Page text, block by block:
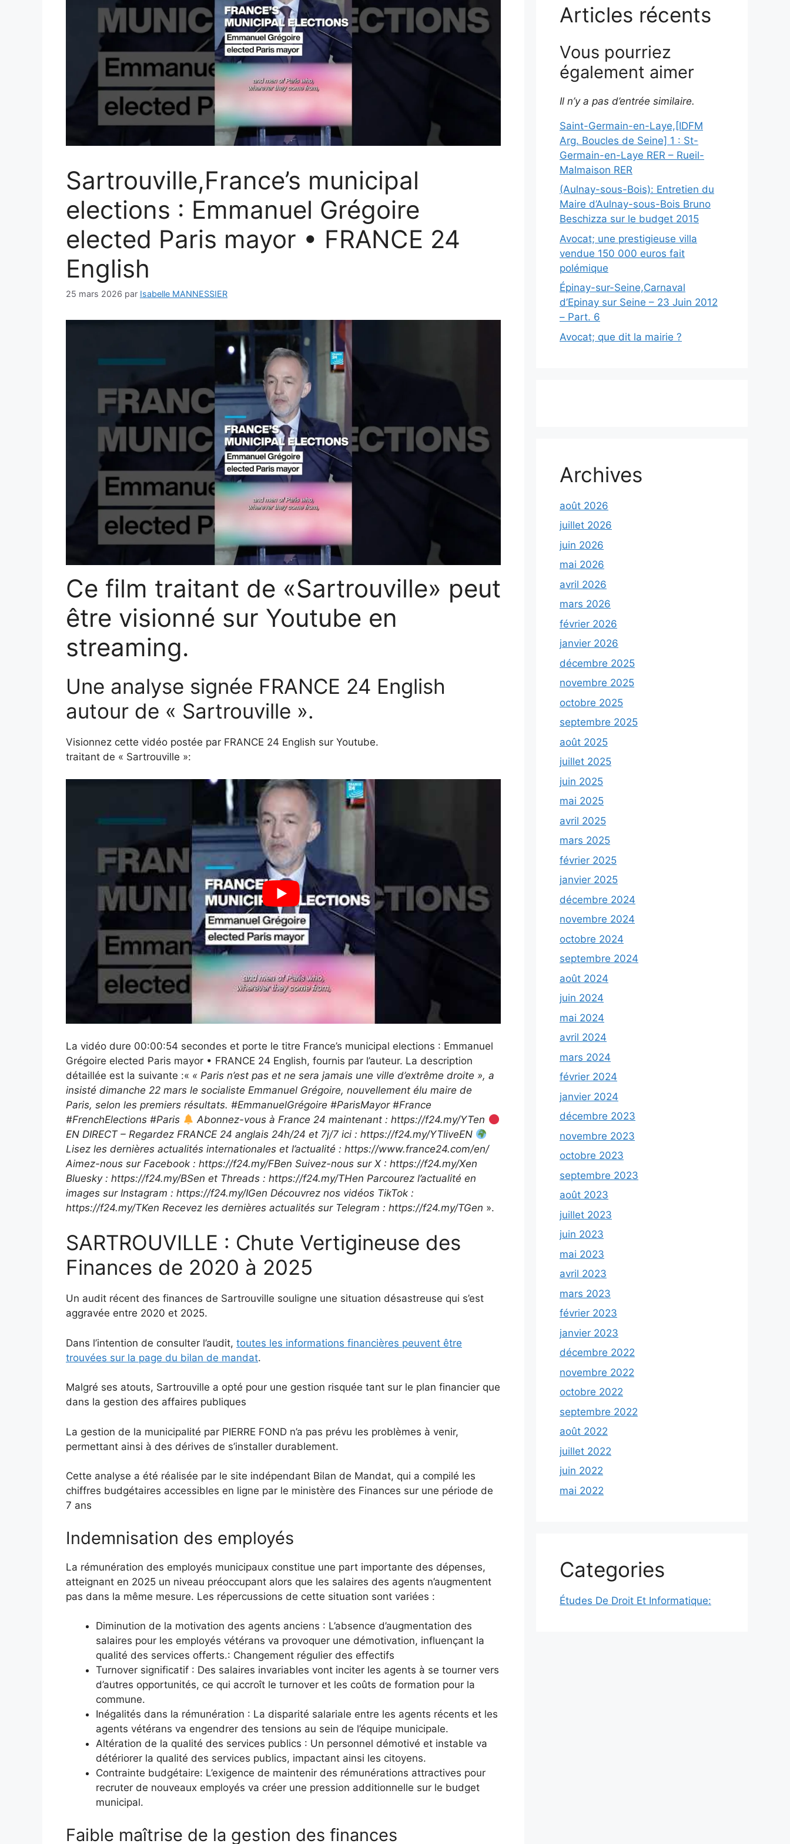
Sartrouville,France’s municipal
elections : Emmanuel Grégoire
elected Paris mayor • FRANCE 24
English
25 mars 2026 par Isabelle MANNESSIER
Ce film traitant de «Sartrouville» peut
être visionné sur Youtube en
streaming.
Une analyse signée FRANCE 24 English
autour de « Sartrouville ».
Visionnez cette vidéo postée par FRANCE 24 English sur Youtube.
traitant de « Sartrouville »:
La vidéo dure 00:00:54 secondes et porte le titre France’s municipal elections : Emmanuel
Grégoire elected Paris mayor • FRANCE 24 English, fournis par l’auteur. La description
détaillée est la suivante :« « Paris n’est pas et ne sera jamais une ville d’extrême droite », a
insisté dimanche 22 mars le socialiste Emmanuel Grégoire, nouvellement élu maire de
Paris, selon les premiers résultats. #EmmanuelGrégoire #ParisMayor #France
#FrenchElections #Paris
Abonnez-vous à France 24 maintenant : https://f24.my/YTen
EN DIRECT – Regardez FRANCE 24 anglais 24h/24 et 7j/7 ici : https://f24.my/YTliveEN
Lisez les dernières actualités internationales et l’actualité : https://www.france24.com/en/
Aimez-nous sur Facebook : https://f24.my/FBen Suivez-nous sur X : https://f24.my/Xen
Bluesky : https://f24.my/BSen et Threads : https://f24.my/THen Parcourez l’actualité en
images sur Instagram : https://f24.my/IGen Découvrez nos vidéos TikTok :
https://f24.my/TKen Recevez les dernières actualités sur Telegram : https://f24.my/TGen ».
SARTROUVILLE : Chute Vertigineuse des
Finances de 2020 à 2025
Un audit récent des finances de Sartrouville souligne une situation désastreuse qui s’est
aggravée entre 2020 et 2025.
Dans l’intention de consulter l’audit, toutes les informations financières peuvent être
trouvées sur la page du bilan de mandat.
Malgré ses atouts, Sartrouville a opté pour une gestion risquée tant sur le plan financier que
dans la gestion des affaires publiques
La gestion de la municipalité par PIERRE FOND n’a pas prévu les problèmes à venir,
permettant ainsi à des dérives de s’installer durablement.
Cette analyse a été réalisée par le site indépendant Bilan de Mandat, qui a compilé les
chiffres budgétaires accessibles en ligne par le ministère des Finances sur une période de
7 ans
Indemnisation des employés
La rémunération des employés municipaux constitue une part importante des dépenses,
atteignant en 2025 un niveau préoccupant alors que les salaires des agents n’augmentent
pas dans la même mesure. Les répercussions de cette situation sont variées :
Diminution de la motivation des agents anciens : L’absence d’augmentation des
salaires pour les employés vétérans va provoquer une démotivation, influençant la
qualité des services offerts.: Changement régulier des effectifs
Turnover significatif : Des salaires invariables vont inciter les agents à se tourner vers
d’autres opportunités, ce qui accroît le turnover et les coûts de formation pour la
commune.
Inégalités dans la rémunération : La disparité salariale entre les agents récents et les
agents vétérans va engendrer des tensions au sein de l’équipe municipale.
Altération de la qualité des services publics : Un personnel démotivé et instable va
détériorer la qualité des services publics, impactant ainsi les citoyens.
Contrainte budgétaire: L’exigence de maintenir des rémunérations attractives pour
recruter de nouveaux employés va créer une pression additionnelle sur le budget
municipal.
Faible maîtrise de la gestion des finances
Articles récents
Vous pourriez
également aimer
Il n’y a pas d’entrée similaire.
Saint-Germain-en-Laye,[IDFM
Arg. Boucles de Seine] 1 : St-
Germain-en-Laye RER – Rueil-
Malmaison RER
(Aulnay-sous-Bois): Entretien du
Maire d’Aulnay-sous-Bois Bruno
Beschizza sur le budget 2015
Avocat; une prestigieuse villa
vendue 150 000 euros fait
polémique
Épinay-sur-Seine,Carnaval
d’Epinay sur Seine – 23 Juin 2012
– Part. 6
Avocat; que dit la mairie ?
Archives
août 2026
juillet 2026
juin 2026
mai 2026
avril 2026
mars 2026
février 2026
janvier 2026
décembre 2025
novembre 2025
octobre 2025
septembre 2025
août 2025
juillet 2025
juin 2025
mai 2025
avril 2025
mars 2025
février 2025
janvier 2025
décembre 2024
novembre 2024
octobre 2024
septembre 2024
août 2024
juin 2024
mai 2024
avril 2024
mars 2024
février 2024
janvier 2024
décembre 2023
novembre 2023
octobre 2023
septembre 2023
août 2023
juillet 2023
juin 2023
mai 2023
avril 2023
mars 2023
février 2023
janvier 2023
décembre 2022
novembre 2022
octobre 2022
septembre 2022
août 2022
juillet 2022
juin 2022
mai 2022
Categories
Études De Droit Et Informatique: